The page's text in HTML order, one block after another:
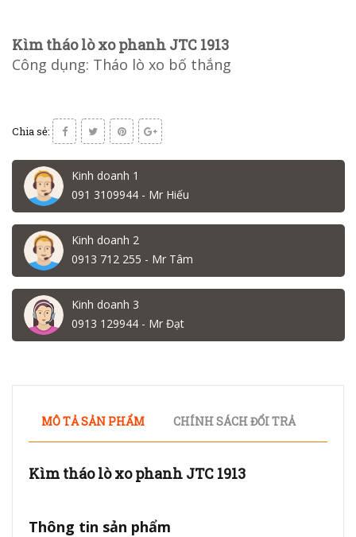
Kìm tháo lò xo phanh JTC 1913
Công dụng: Tháo lò xo bố thắng
Chia sẻ:
Kinh doanh 1
091 3109944 - Mr Hiếu
Kinh doanh 2
0913 712 255 - Mr Tâm
Kinh doanh 3
0913 129944 - Mr Đạt
MÔ TẢ SẢN PHẨM CHÍNH SÁCH ĐỔI TRẢ
Kìm tháo lò xo phanh JTC 1913
Thông tin sản phẩm